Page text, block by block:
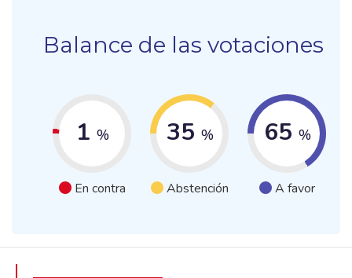
Balance de las votaciones
1 %
En contra
35 %
Abstención
65 %
A favor